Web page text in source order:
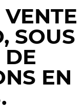
SOUS
DE
EN